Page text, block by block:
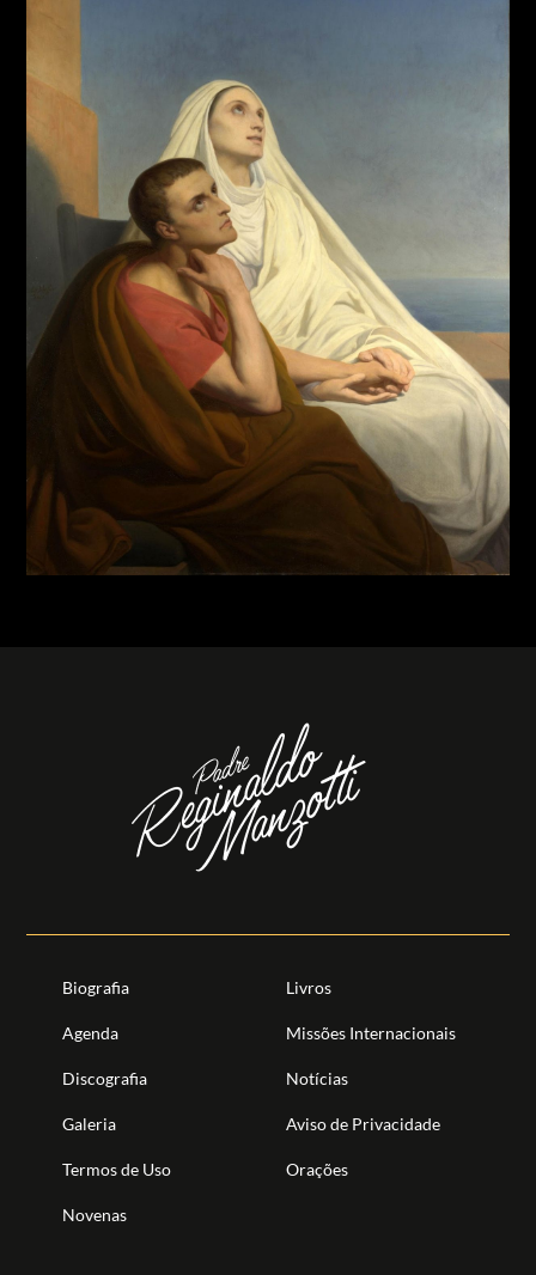
Biografia Livros
Agenda Missões Internacionais
Discografia Notícias
Galeria Aviso de Privacidade
Termos de Uso Orações
Novenas